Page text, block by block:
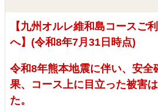
【九州オルレ維和島コースご
へ】(令和8年7月31日時点)
令和8年熊本地震に伴い、安全
果、コース上に目立った被害
た。